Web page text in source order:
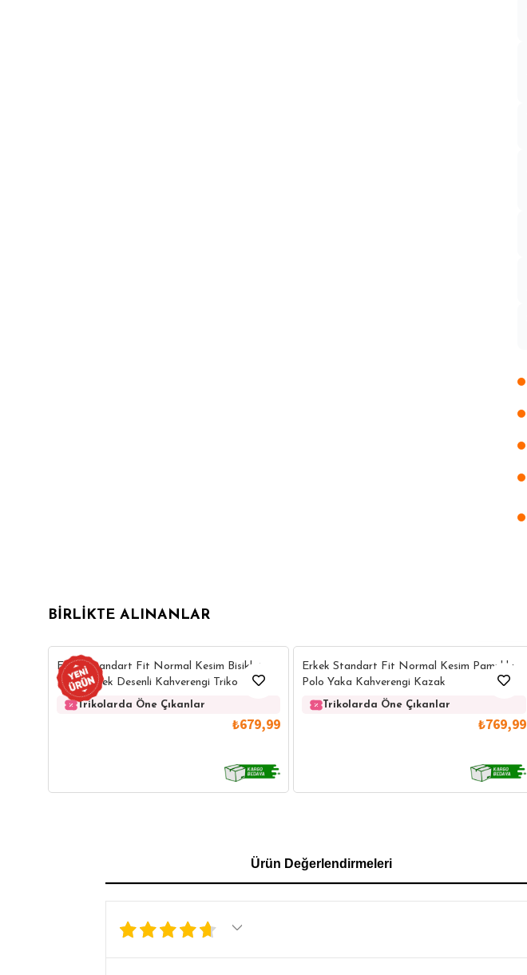
BIRLIKTE ALINANLAR
Erkek Standart Fit Normal Kesim Bisiklet
Yaka Petek Desenli Kahverengi Triko Kazak
Trikolarda Öne Çıkanlar
₺679,99
Erkek Standart Fit Normal Kesim Pamuklu
Polo Yaka Kahverengi Kazak
Trikolarda Öne Çıkanlar
₺769,99
Ürün Değerlendirmeleri